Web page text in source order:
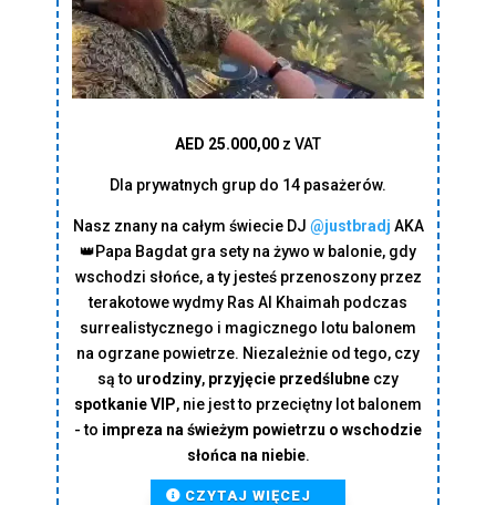
AED 25.000,00 z VAT
Dla prywatnych grup do 14 pasażerów.
Nasz znany na całym świecie DJ @justbradj AKA
👑Papa Bagdat gra sety na żywo w balonie, gdy
wschodzi słońce, a ty jesteś przenoszony przez
terakotowe wydmy Ras Al Khaimah podczas
surrealistycznego i magicznego lotu balonem
na ogrzane powietrze. Niezależnie od tego, czy
są to urodziny, przyjęcie przedślubne czy
spotkanie VIP, nie jest to przeciętny lot balonem
- to impreza na świeżym powietrzu o wschodzie
słońca na niebie.
CZYTAJ WIĘCEJ